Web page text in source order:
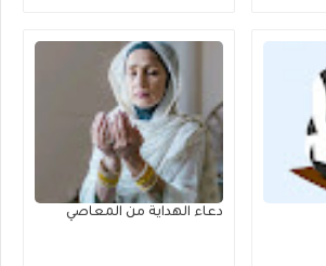
دعاء الهداية من المعاصي